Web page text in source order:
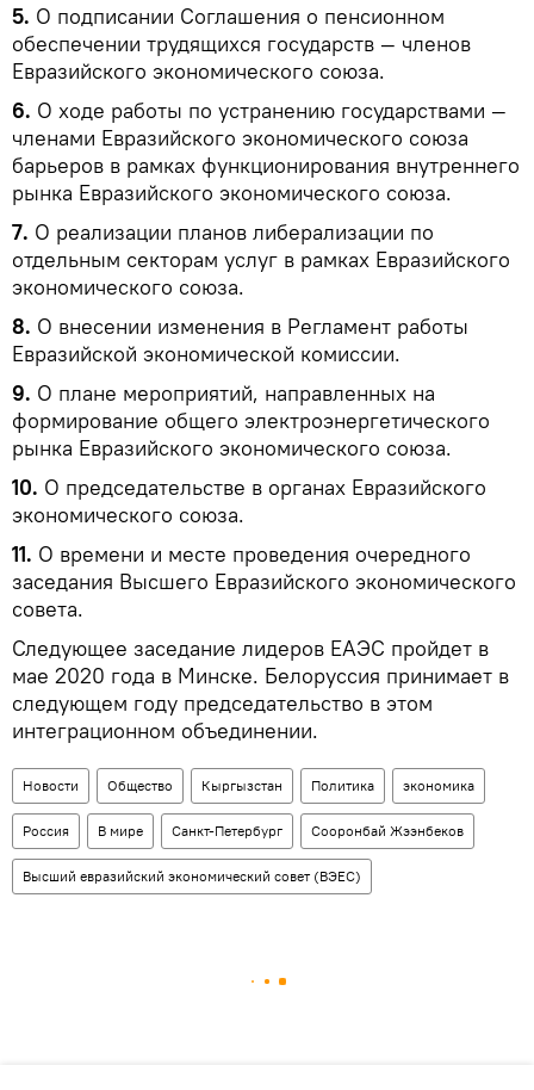
5. О подписании Соглашения о пенсионном
обеспечении трудящихся государств — членов
Евразийского экономического союза.
6. О ходе работы по устранению государствами —
членами Евразийского экономического союза
барьеров в рамках функционирования внутреннего
рынка Евразийского экономического союза.
7. О реализации планов либерализации по
отдельным секторам услуг в рамках Евразийского
экономического союза.
8. О внесении изменения в Регламент работы
Евразийской экономической комиссии.
9. О плане мероприятий, направленных на
формирование общего электроэнергетического
рынка Евразийского экономического союза.
10. О председательстве в органах Евразийского
экономического союза.
11. О времени и месте проведения очередного
заседания Высшего Евразийского экономического
совета.
Следующее заседание лидеров ЕАЭС пройдет в
мае 2020 года в Минске. Белоруссия принимает в
следующем году председательство в этом
интеграционном объединении.
Новости Общество Кыргызстан Политика экономика
Россия В мире Санкт-Петербург Сооронбай Жээнбеков
Высший евразийский экономический совет (ВЭЕС)